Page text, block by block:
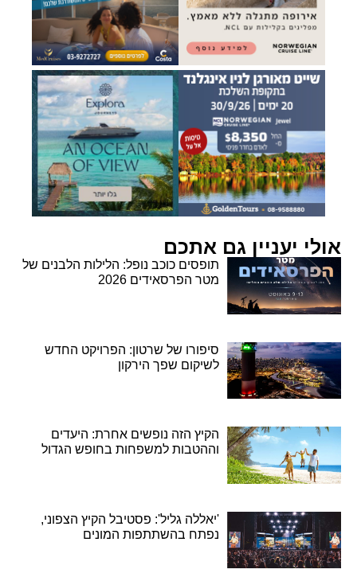
אולי יעניין גם אתכם
תופסים כוכב נופל: הלילות הלבנים של
מטר הפרסאידים 2026
סיפורו של שרטון: הפרויקט החדש
לשיקום שפך הירקון
הקיץ הזה נופשים אחרת: היעדים
וההטבות למשפחות בחופש הגדול
'יאללה גליל': פסטיבל הקיץ הצפוני,
נפתח בהשתתפות המונים